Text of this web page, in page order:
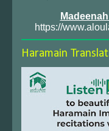
https://
Haramain